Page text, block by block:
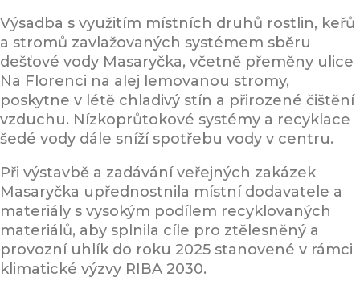
Výsadba s využitím místních druhů rostlin, keřů
a stromů zavlažovaných systémem sběru
dešťové vody Masaryčka, včetně přeměny ulice
Na Florenci na alej lemovanou stromy,
poskytne v létě chladivý stín a přirozené čištění
vzduchu. Nízkoprůtokové systémy a recyklace
šedé vody dále sníží spotřebu vody v centru.
Při výstavbě a zadávání veřejných zakázek
Masaryčka upřednostnila místní dodavatele a
materiály s vysokým podílem recyklovaných
materiálů, aby splnila cíle pro ztělesněný a
provozní uhlík do roku 2025 stanovené v rámci
klimatické výzvy RIBA 2030.